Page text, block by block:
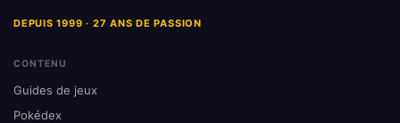
DEPUIS 1999 · 27 ANS DE PASSION
CONTENU
Guides de jeux
Pokédex